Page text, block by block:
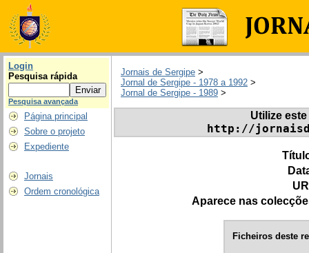
Login
Pesquisa rápida
Pesquisa avançada
Página principal
Sobre o projeto
Expediente
Jornais
Ordem cronológica
Jornais de Sergipe >
Jornal de Sergipe - 1978 a 1992 >
Jornal de Sergipe - 1989 >
Utilize
http://
Aparece nas
Ficheiros deste